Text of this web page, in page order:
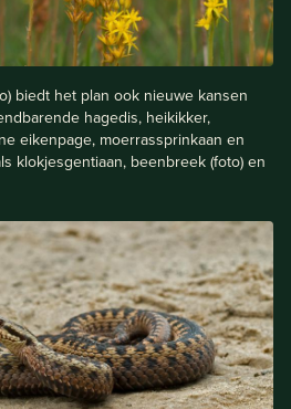
biedt het plan ook nieuwe kansen
hagedis, heikikker,
eikenpage, moerrassprinkaan en
klokjesgentiaan, beenbreek (foto) en